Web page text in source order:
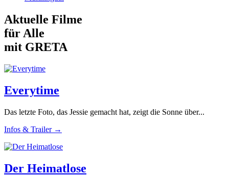
Aktuelle Filme
für Alle
mit GRETA
Everytime
Das letzte Foto, das Jessie gemacht hat, zeigt die Sonne über...
Infos & Trailer →
Der Heimatlose